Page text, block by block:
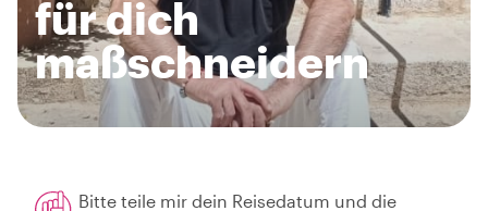
für dich
maßschneidern
Bitte teile mir dein Reisedatum und die